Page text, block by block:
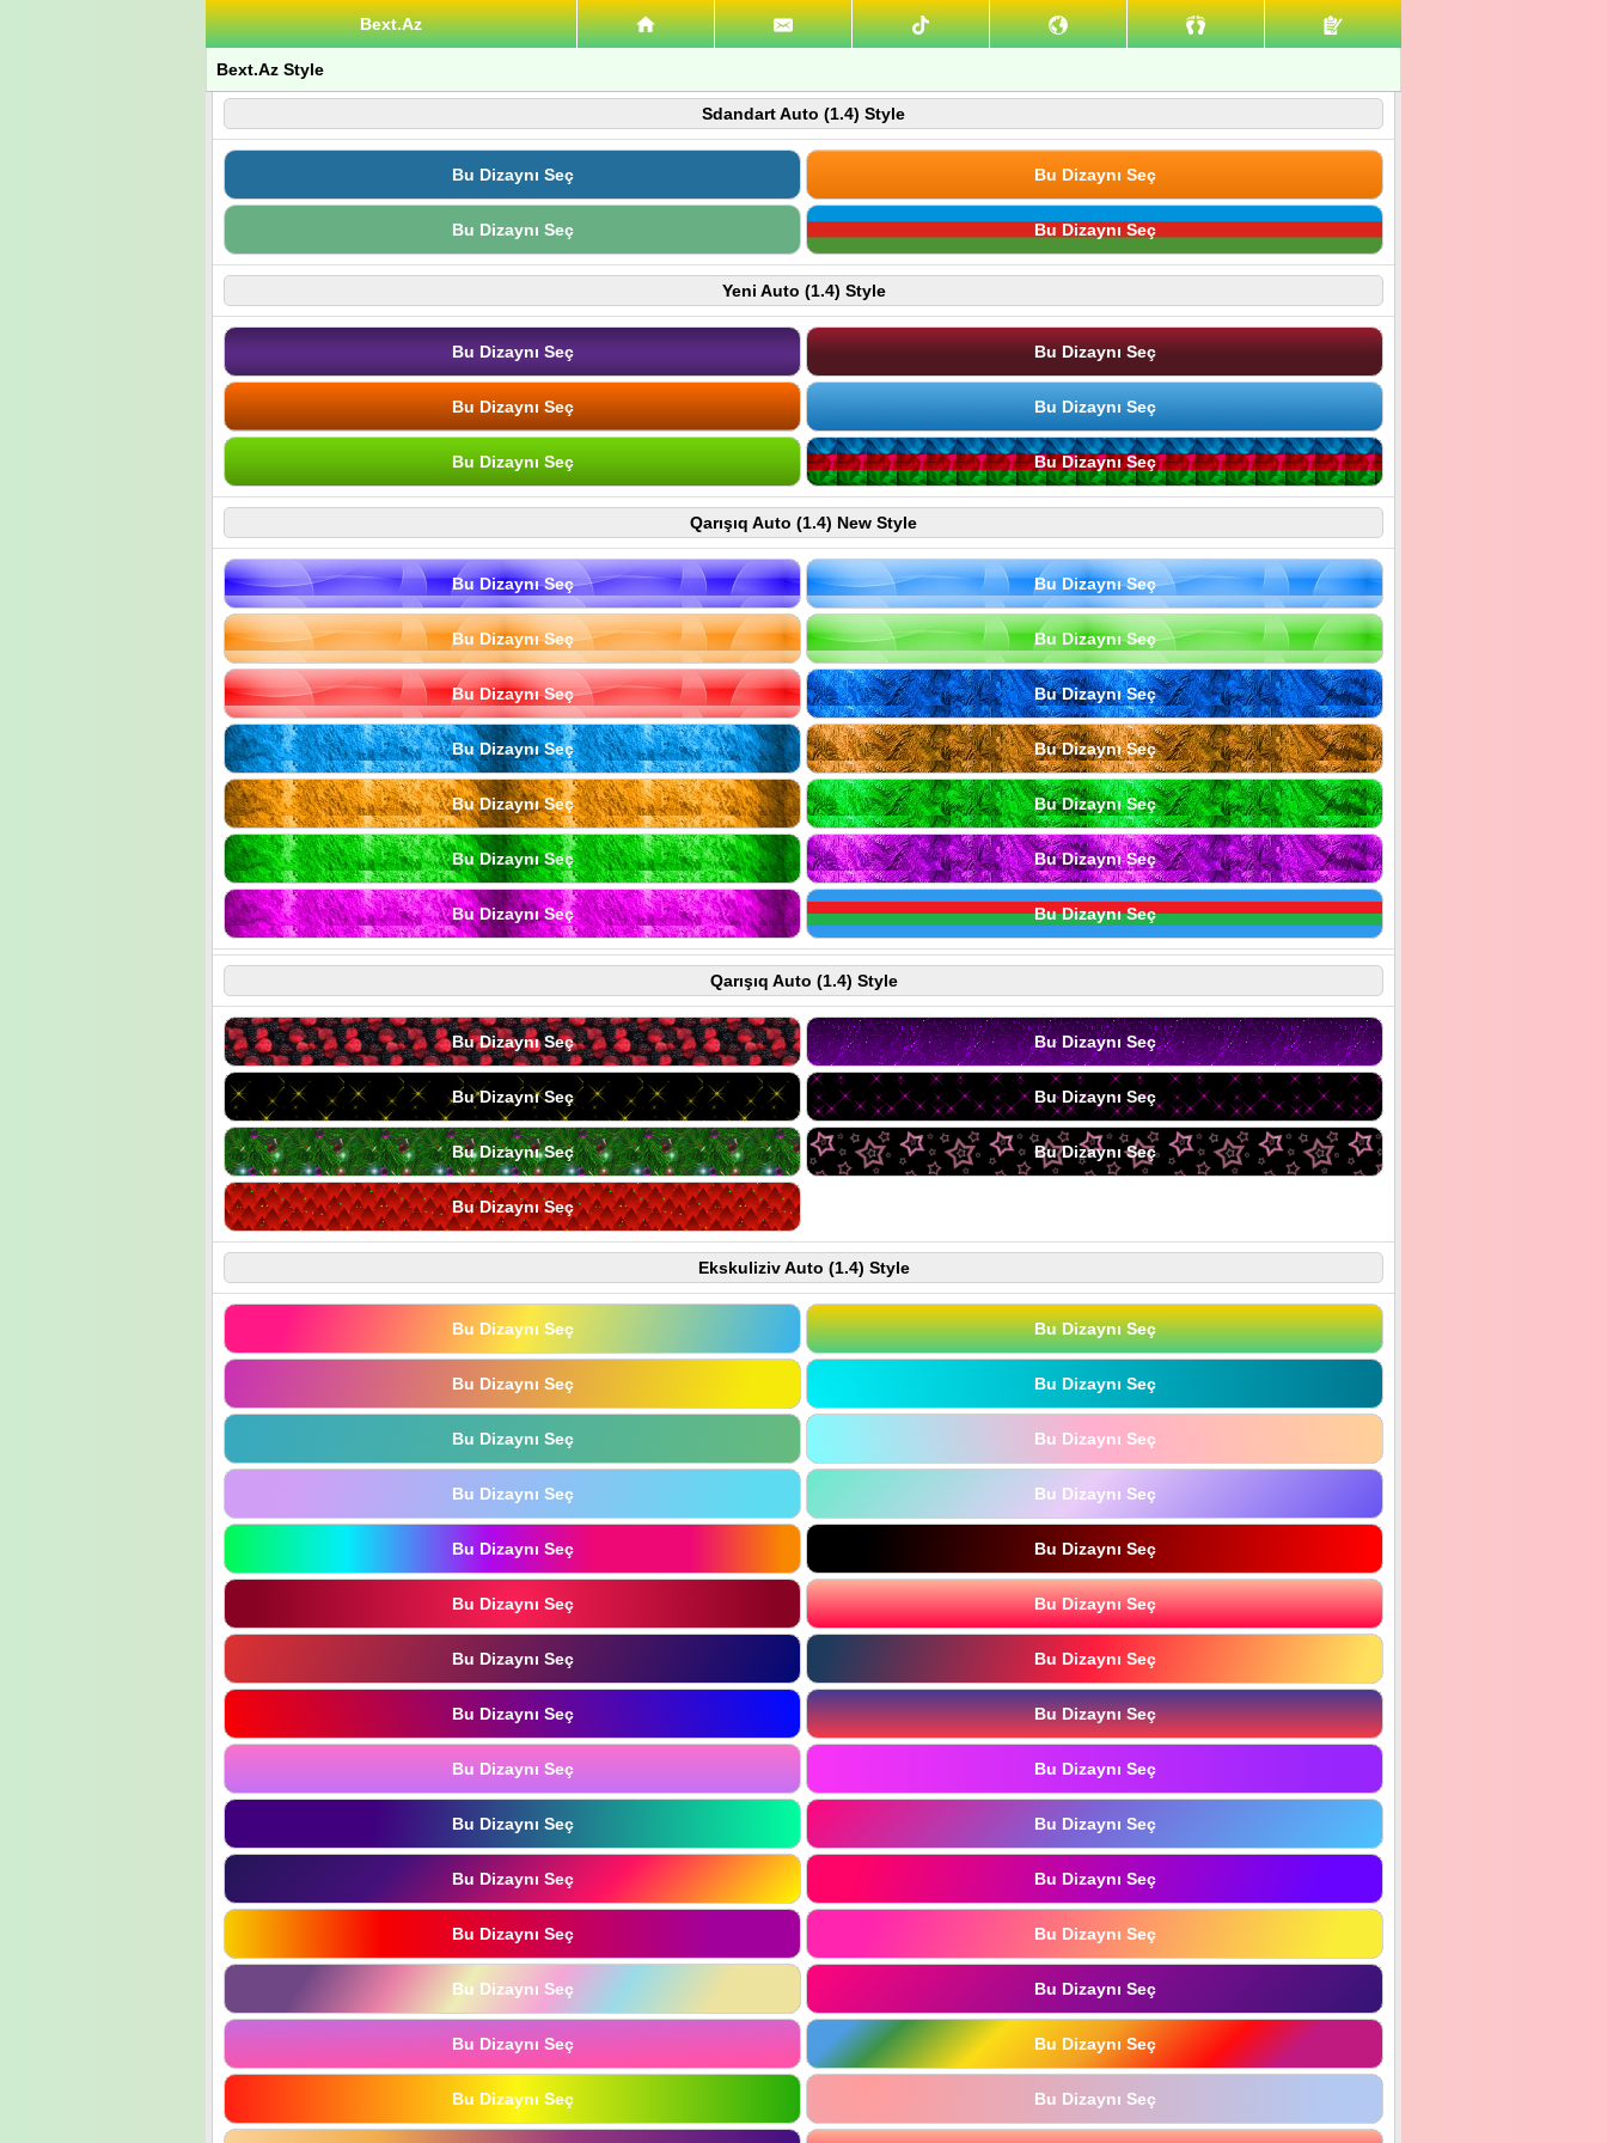
Bext.Az
Bext.Az Style
Sdandart Auto (1.4) Style
Bu Dizaynı Seç Bu Dizaynı Seç
Bu Dizaynı Seç Bu Dizaynı Seç
Yeni Auto (1.4) Style
Bu Dizaynı Seç Bu Dizaynı Seç
Bu Dizaynı Seç Bu Dizaynı Seç
Bu Dizaynı Seç Bu Dizaynı Seç
Qarışıq Auto (1.4) New Style
Bu Dizaynı Seç Bu Dizaynı Seç
Bu Dizaynı Seç Bu Dizaynı Seç
Bu Dizaynı Seç Bu Dizaynı Seç
Bu Dizaynı Seç Bu Dizaynı Seç
Bu Dizaynı Seç Bu Dizaynı Seç
Bu Dizaynı Seç Bu Dizaynı Seç
Bu Dizaynı Seç Bu Dizaynı Seç
Qarışıq Auto (1.4) Style
Bu Dizaynı Seç Bu Dizaynı Seç
Bu Dizaynı Seç Bu Dizaynı Seç
Bu Dizaynı Seç Bu Dizaynı Seç
Bu Dizaynı Seç
Ekskuliziv Auto (1.4) Style
Bu Dizaynı Seç Bu Dizaynı Seç
Bu Dizaynı Seç Bu Dizaynı Seç
Bu Dizaynı Seç Bu Dizaynı Seç
Bu Dizaynı Seç Bu Dizaynı Seç
Bu Dizaynı Seç Bu Dizaynı Seç
Bu Dizaynı Seç Bu Dizaynı Seç
Bu Dizaynı Seç Bu Dizaynı Seç
Bu Dizaynı Seç Bu Dizaynı Seç
Bu Dizaynı Seç Bu Dizaynı Seç
Bu Dizaynı Seç Bu Dizaynı Seç
Bu Dizaynı Seç Bu Dizaynı Seç
Bu Dizaynı Seç Bu Dizaynı Seç
Bu Dizaynı Seç Bu Dizaynı Seç
Bu Dizaynı Seç Bu Dizaynı Seç
Bu Dizaynı Seç Bu Dizaynı Seç